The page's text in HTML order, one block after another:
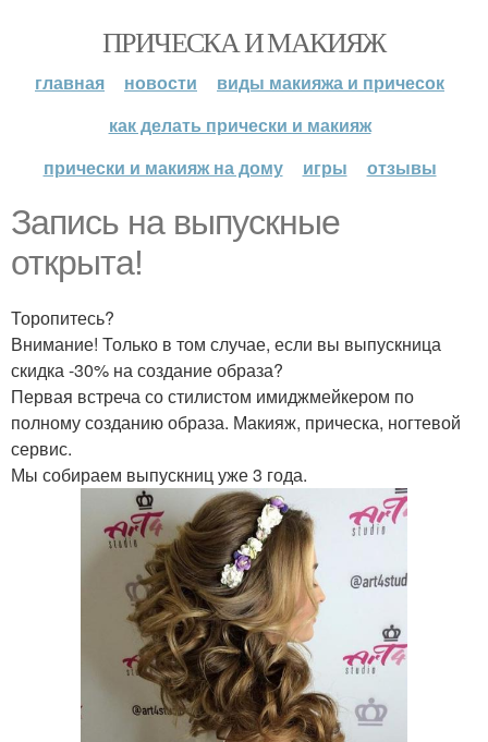
ПРИЧЕСКА И МАКИЯЖ
главная новости
виды макияжа и причесок
как делать прически и макияж
прически и макияж на дому
игры отзывы
Запись на выпускные
открыта!
Торопитесь?
Внимание! Только в том случае, если вы выпускница
скидка -30% на создание образа?
Первая встреча со стилистом имиджмейкером по
полному созданию образа. Макияж, прическа, ногтевой
сервис.
Мы собираем выпускниц уже 3 года.